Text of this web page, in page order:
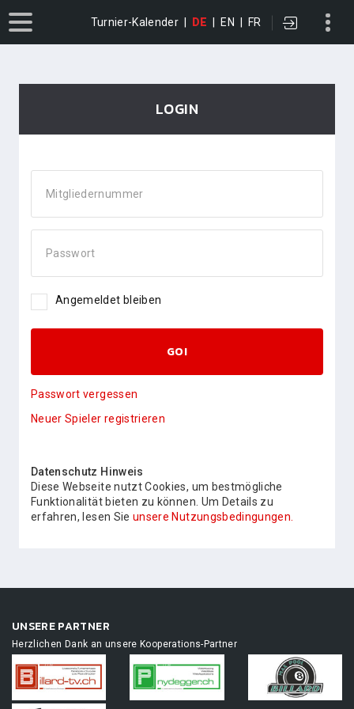
Turnier-Kalender DE EN FR
LOGIN
Mitgliedernummer
Passwort
Angemeldet bleiben
GO!
Passwort vergessen
Neuer Spieler registrieren
Datenschutz Hinweis
Diese Webseite nutzt Cookies, um bestmögliche
Funktionalität bieten zu können. Um Details zu
erfahren, lesen Sie unsere Nutzungsbedingungen.
UNSERE PARTNER
Herzlichen Dank an unsere Kooperations-Partner